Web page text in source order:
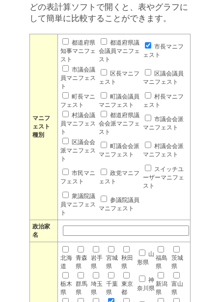
どの表計算ソフトで開くと、表やグラフに
して簡単に比較することができます。
マニフ
ェスト
種別
都道府県
知事マニフェ
スト
都道府県議
会議員マニフェ
スト
市長マニフ
ェスト
市議会議
員マニフェス
ト
区長マニフ
ェスト
区議会議員
マニフェスト
町長マニ
フェスト
町議会議員
マニフェスト
村長マニフ
ェスト
村議会議
員マニフェス
ト
都道府県議
会会派マニフェ
スト
市議会会派
マニフェスト
区議会会
派マニフェス
ト
町議会会派
マニフェスト
村議会会派
マニフェスト
市民マニ
フェスト
政党マニフ
ェスト
スイッチユ
ーザーマニフェ
スト
衆議院議
員マニフェス
ト
参議院議員
マニフェスト
政治家
名
北海
道
青森
県
岩手
県
宮城
県
秋田
県
山
形県
福島
県
茨城
県
栃木
県
群馬
県
埼玉
県
千葉
県
東京
都
神
奈川県
新潟
県
富山
県